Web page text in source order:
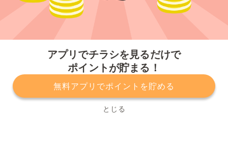
アプリでチラシを見るだけで
ポイントが貯まる！
無料アプリでポイントを貯める
とじる
プライバシーポリシー 利用規約
運営会社
サービスに関してのお問い合わせ